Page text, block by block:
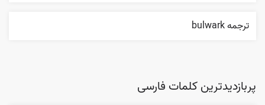
ترجمه bulwark
پربازدیدترین کلمات فارسی